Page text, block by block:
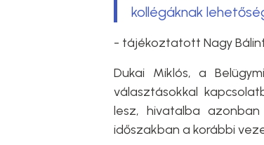
kollégáknak
- tájékoztatott Nagy
Dukai Miklós, a
választásokkal
lesz, hivatalba
időszakban a korábbi